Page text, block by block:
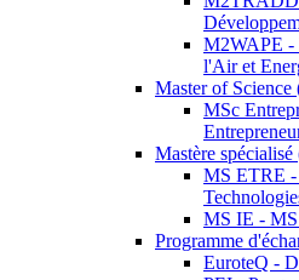
M2WAPE -
l'Air et
Master of Science
MSc
Mastère
MS ETRE -
MS IE - MS
Programme
EuroteQ -